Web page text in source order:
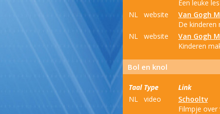
Een leuke
NL
website
Van Gogh
De kinderen
NL
website
Van Gogh
Kinderen
Bol en knol
Taal Type
Link
NL
video
Schooltv
Filmpje over